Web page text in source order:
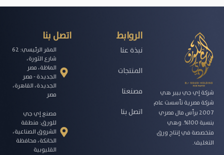
شركة إي جي بيبر هي
شركة مصرية تأسست عام
2007 برأس مال مصري
بنسبة 100%. وهي
متخصصة في إنتاج ورق
التغليف.
الروابط
نبذة عنا
المنتجات
مصنعنا
اتصل بنا
اتصل بنا
المقر الرئيسي: 62
شارع الثورة،
الماظة، مصر
الجديدة - مصر
الجديدة، القاهرة،
مصر
مصنع إي جي
للورق: منطقة
الشروق الصناعية،
الخانكة، محافظة
القليوبية